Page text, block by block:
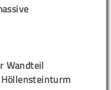
Wandteil